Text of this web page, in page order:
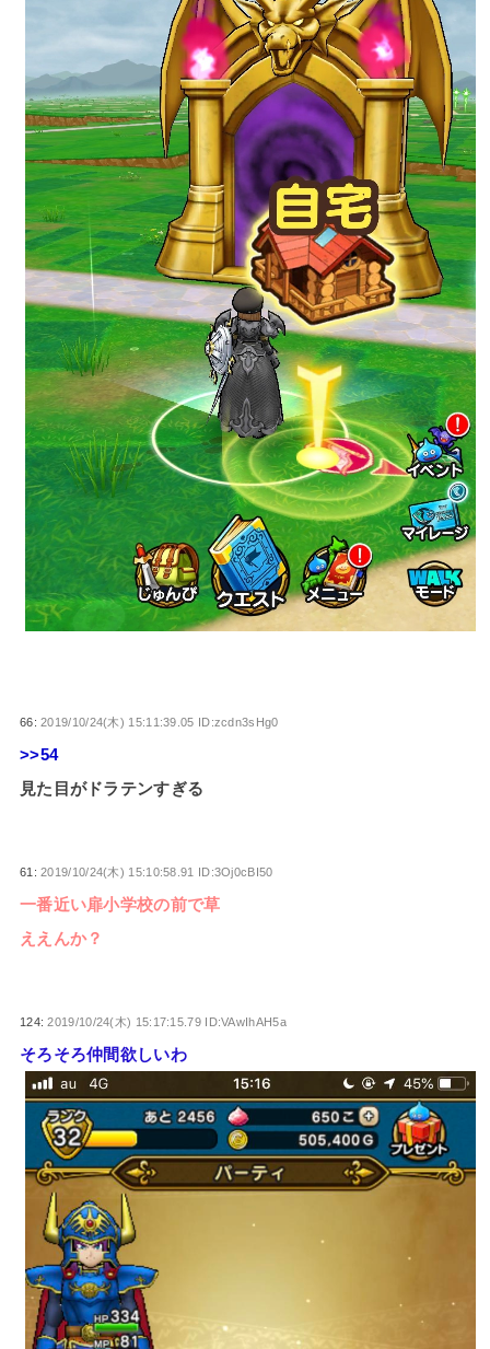
66:2019/10/24(木) 15:11:39.05 ID:zcdn3sHg0
>>54
見た目がドラテンすぎる
61:2019/10/24(木) 15:10:58.91 ID:3Oj0cBI50
一番近い扉小学校の前で草
ええんか？
124:2019/10/24(木) 15:17:15.79 ID:VAwIhAH5a
そろそろ仲間欲しいわ